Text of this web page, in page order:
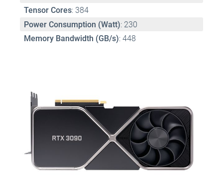
Tensor Cores: 384
Power Consumption (Watt): 230
Memory Bandwidth (GB/s): 448